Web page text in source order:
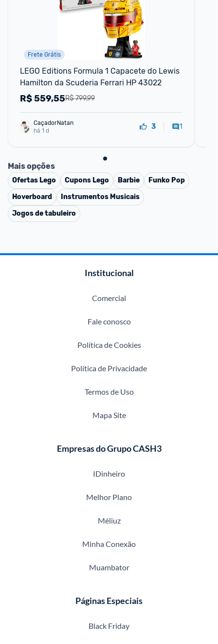
Frete Grátis
LEGO Editions Formula 1 Capacete do Lewis
Hamilton da Scuderia Ferrari HP 43022
R$ 799,99
R$559,55
CaçadorNatan
há 1 d
3 1
Mais opções
Ofertas Lego Cupons Lego Barbie
Funko Pop
Hoverboard
Instrumentos Musicais
Jogos de tabuleiro
Institucional
Comercial
Fale conosco
Política de Cookies
Política de Privacidade
Termos de Uso
Mapa Site
Empresas do Grupo CASH3
IDinheiro
Melhor Plano
Méliuz
Minha Conexão
Muambator
Páginas Especiais
Black Friday